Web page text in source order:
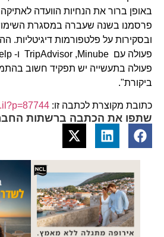
באופן ברור את הנחיות הוועדה
פרסמנו בשנה שעברה במסגרת
ובסקירות על פלטפורמות דיגיטליות.
פעולה בתעשייה יש תפקיד חשוב
ביקורת".
כתובת מקוצרת לכתבה זו:
שתפו את הכתבה ברשתות